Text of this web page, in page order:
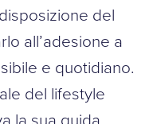
del
all’adesione a
e quotidiano.
del lifestyle
la sua guida